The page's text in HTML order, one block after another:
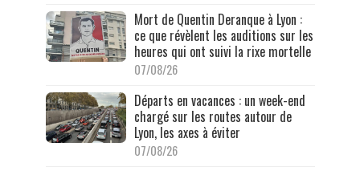
Mort de Quentin Deranque à Lyon :
ce que révèlent les auditions sur les
heures qui ont suivi la rixe mortelle
07/08/26
Départs en vacances : un week-end
chargé sur les routes autour de
Lyon, les axes à éviter
07/08/26